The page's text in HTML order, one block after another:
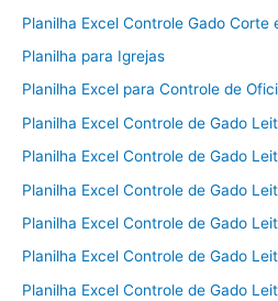
Planilha Excel Controle Gado Corte
Planilha para Igrejas
Planilha Excel para Controle de
Planilha Excel Controle de Gado
Planilha Excel Controle de Gado
Planilha Excel Controle de Gado
Planilha Excel Controle de Gado
Planilha Excel Controle de Gado
Planilha Excel Controle de Gado